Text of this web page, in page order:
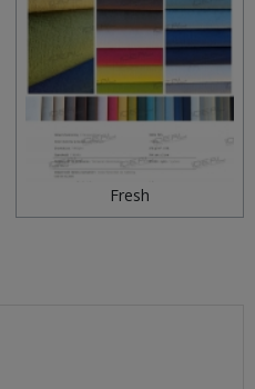
Fresh